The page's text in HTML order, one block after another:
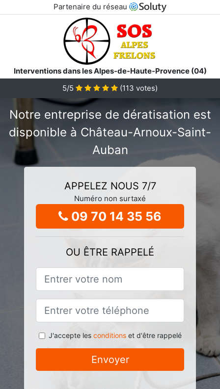
Partenaire du réseau
Interventions dans les Alpes-de-Haute-Provence (04)
5/5
(113 votes)
Notre entreprise de dératisation est
disponible à Château-Arnoux-Saint-
Auban
APPELEZ NOUS 7/7
Numéro non surtaxé
09 70 14 35 56
OU ÊTRE RAPPELÉ
J'accepte les conditionset d'être rappelé
Envoyer